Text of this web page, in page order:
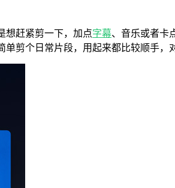
想赶紧剪一下，加点字幕、音乐或者卡
单剪个日常片段，用起来都比较顺手，